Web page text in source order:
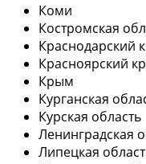
Коми
Костромская
Краснодарский
Красноярский
Крым
Курганская
Курская область
Ленинградская
Липецкая